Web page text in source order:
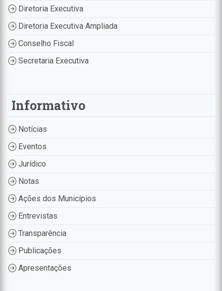
Diretoria Executiva
Diretoria Executiva Ampliada
Conselho Fiscal
Secretaria Executiva
Informativo
Notícias
Eventos
Jurídico
Notas
Ações dos Municípios
Entrevistas
Transparência
Publicações
Apresentações